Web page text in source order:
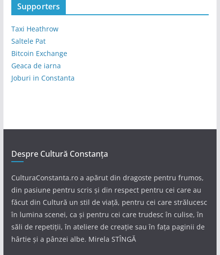
Supporters
Taxi Heathrow
Saltele Pat
Bitcoin Exchange
Geaca de iarna
Joburi in Constanta
Despre Cultură Constanța
CulturaConstanta.ro a apărut din dragoste pentru frumos,
din pasiune pentru scris și din respect pentru cei care au
făcut din Cultură un stil de viață, pentru cei care strălucesc
în lumina scenei, ca și pentru cei care trudesc în culise, în
săli de repetiții, în ateliere de creație sau în fața paginii de
hârtie și a pânzei albe. Mirela STÎNGĂ